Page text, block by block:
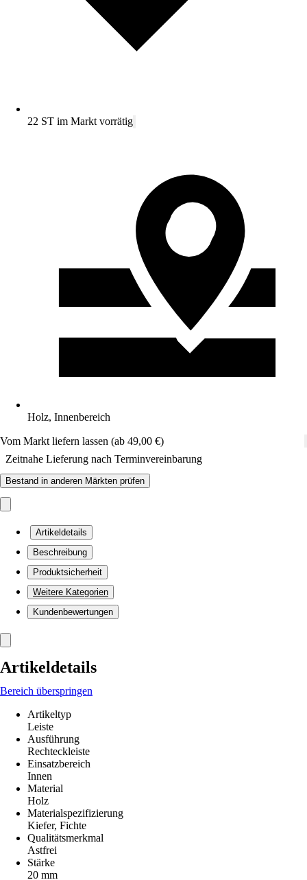
22 ST im Markt vorrätig
Holz, Innenbereich
Vom Markt liefern lassen (ab 49,00 €)
Zeitnahe Lieferung nach Terminvereinbarung
Bestand in anderen Märkten prüfen
Artikeldetails
Beschreibung
Produktsicherheit
Weitere Kategorien
Kundenbewertungen
Artikeldetails
Bereich überspringen
Artikeltyp
Leiste
Ausführung
Rechteckleiste
Einsatzbereich
Innen
Material
Holz
Materialspezifizierung
Kiefer, Fichte
Qualitätsmerkmal
Astfrei
Stärke
20 mm